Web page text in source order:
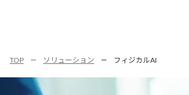
TOP ソリューション フィジカルAI